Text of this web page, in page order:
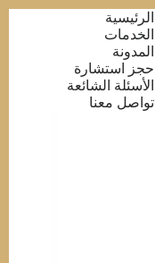
الرئيسية
الخدمات
المدونة
حجز استشارة
الأسئلة الشائعة
تواصل معنا